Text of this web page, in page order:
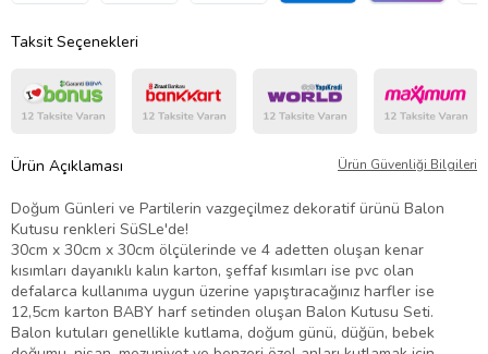
Taksit Seçenekleri
Ürün Açıklaması Ürün Güvenliği Bilgileri
Doğum Günleri ve Partilerin vazgeçilmez dekoratif ürünü Balon
Kutusu renkleri SüSLe'de!
30cm x 30cm x 30cm ölçülerinde ve 4 adetten oluşan kenar
kısımları dayanıklı kalın karton, şeffaf kısımları ise pvc olan
defalarca kullanıma uygun üzerine yapıştıracağınız harfler ise
12,5cm karton BABY harf setinden oluşan Balon Kutusu Seti.
Balon kutuları genellikle kutlama, doğum günü, düğün, bebek